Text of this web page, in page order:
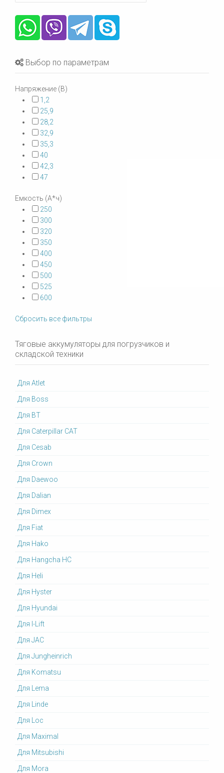
Выбор по параметрам
Напряжение (В)
1,2
25,9
28,2
32,9
35,3
40
42,3
47
Емкость (А*ч)
250
300
320
350
400
450
500
525
600
Сбросить все фильтры
Тяговые аккумуляторы для погрузчиков и
складской техники
Для Atlet
Для Boss
Для BT
Для Caterpillar CAT
Для Cesab
Для Crown
Для Daewoo
Для Dalian
Для Dimex
Для Fiat
Для Hako
Для Hangcha HC
Для Heli
Для Hyster
Для Hyundai
Для I-Lift
Для JAC
Для Jungheinrich
Для Komatsu
Для Lema
Для Linde
Для Loc
Для Maximal
Для Mitsubishi
Для Mora